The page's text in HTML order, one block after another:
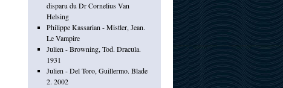
disparu du Dr Cornelius Van
Helsing
Philippe Kassarian - Mistler, Jean.
Le Vampire
Julien - Browning, Tod. Dracula.
1931
Julien - Del Toro, Guillermo. Blade
2. 2002